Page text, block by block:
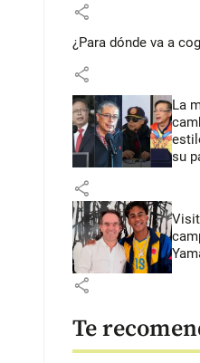
share
¿Para dónde va a
share
La
su
share
share
Te